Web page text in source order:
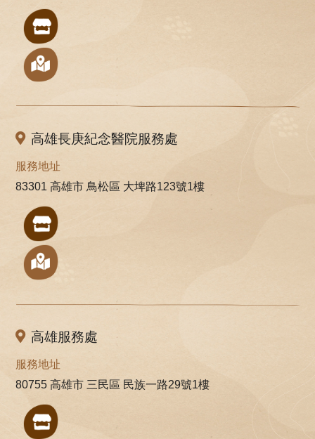
高雄長庚紀念醫院服務處
服務地址
83301 高雄市 鳥松區 大埤路123號1樓
高雄服務處
服務地址
80755 高雄市 三民區 民族一路29號1樓